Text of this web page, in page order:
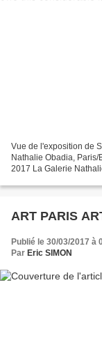
Vue de l'exposition de
Nathalie Obadia,
2017 La Galerie
ART PARIS
Publié le 30/03/2017 à
Par Eric SIMON